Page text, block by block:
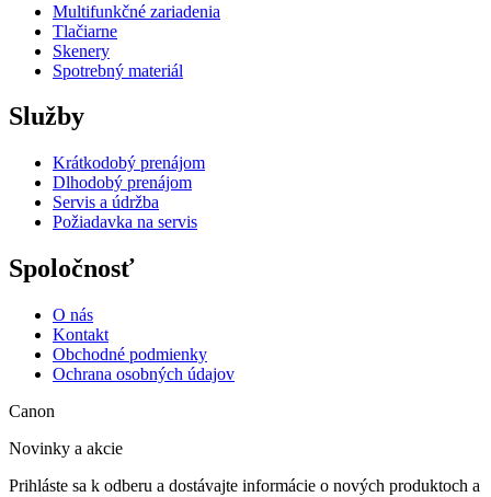
Multifunkčné zariadenia
Tlačiarne
Skenery
Spotrebný materiál
Služby
Krátkodobý prenájom
Dlhodobý prenájom
Servis a údržba
Požiadavka na servis
Spoločnosť
O nás
Kontakt
Obchodné podmienky
Ochrana osobných údajov
Canon
Novinky a akcie
Prihláste sa k odberu a dostávajte informácie o nových produktoch a